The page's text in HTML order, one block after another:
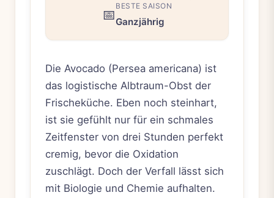
📅
BESTE SAISON
Ganzjährig
Die Avocado (Persea americana) ist
das logistische Albtraum-Obst der
Frischeküche. Eben noch steinhart,
ist sie gefühlt nur für ein schmales
Zeitfenster von drei Stunden perfekt
cremig, bevor die Oxidation
zuschlägt. Doch der Verfall lässt sich
mit Biologie und Chemie aufhalten.